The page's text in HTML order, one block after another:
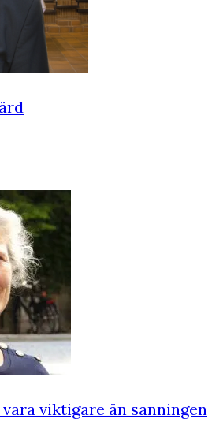
viktigare än sanningen